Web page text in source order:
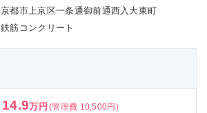
京都市上京区一条通御前通西入大東町
鉄筋コンクリート
14.9万円 (管理費 10,500円)